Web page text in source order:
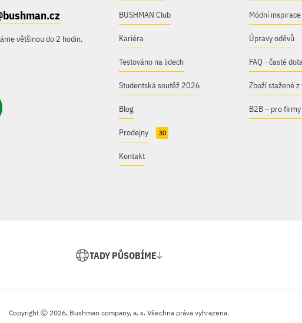
většinou do 2 hodin.
BUSHMAN Club
Kariéra
Testováno na lidech
Studentská soutěž 2026
Blog
Prodejny 30
Kontakt
Módní inspirace
Úpravy oděvů
FAQ - časté
Zboží stažené z
B2B – pro firmy
TADY PŮSOBÍME
Copyright Ⓒ 2026, Bushman company, a. s. Všechna práva vyhrazena.